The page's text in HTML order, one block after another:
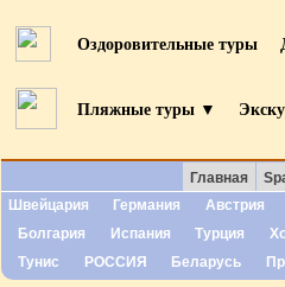
Оздоровительные туры
Пляжные туры ▼
Главная
Швейцария
Германия Австрия
Болгария
Испания Турция
Тунис
РОССИЯ Беларусь